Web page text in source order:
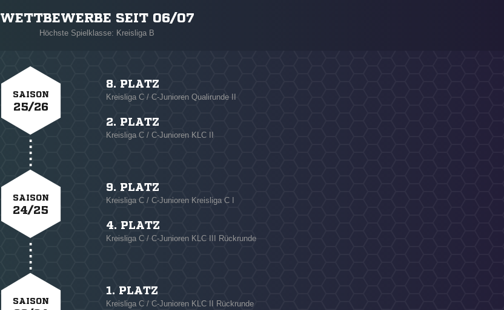
WETTBEWERBE SEIT 06/07
Höchste Spielklasse: Kreisliga B
SAISON
25/26
8. PLATZ
Kreisliga C / C-Junioren Qualirunde II
2. PLATZ
Kreisliga C / C-Junioren KLC II
SAISON
24/25
9. PLATZ
Kreisliga C / C-Junioren Kreisliga C I
4. PLATZ
Kreisliga C / C-Junioren KLC III Rückrunde
SAISON
1. PLATZ
Kreisliga C / C-Junioren KLC II Rückrunde